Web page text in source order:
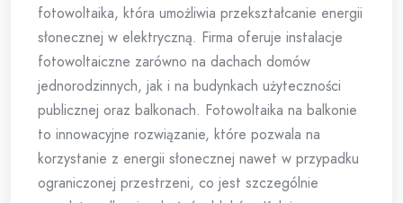
fotowoltaika, która umożliwia przekształcanie energii
słonecznej w elektryczną. Firma oferuje instalacje
fotowoltaiczne zarówno na dachach domów
jednorodzinnych, jak i na budynkach użyteczności
publicznej oraz balkonach. Fotowoltaika na balkonie
to innowacyjne rozwiązanie, które pozwala na
korzystanie z energii słonecznej nawet w przypadku
ograniczonej przestrzeni, co jest szczególnie